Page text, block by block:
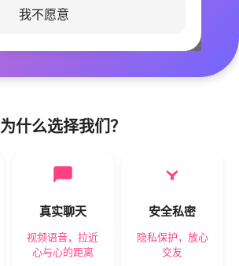
我不愿意
立即下载
为什么选择我们？
真实聊天
视频语音，拉近
心与心的距离
安全私密
隐私保护，放心
交友